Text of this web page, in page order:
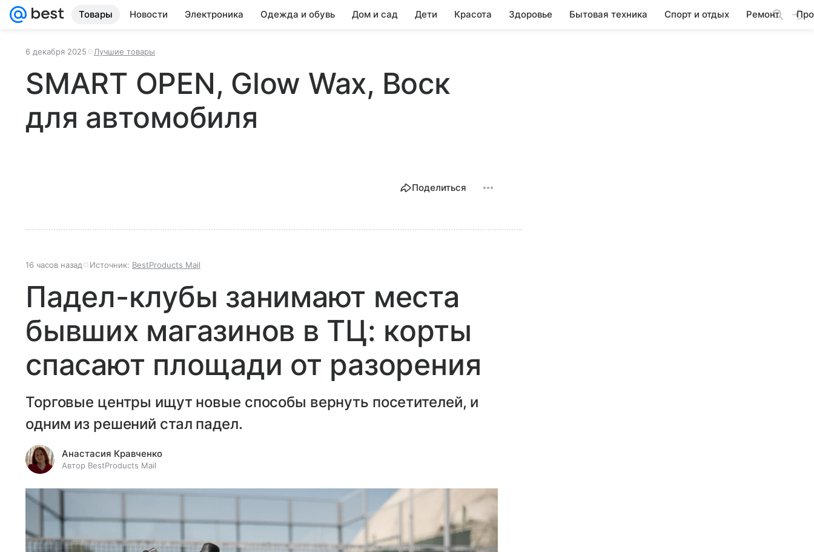
Товары Новости Электроника Одежда и обувь Дом и сад Дети Красота Здоровье Бытовая техника Спорт и отдых Ремонт
6 декабря 2025 Лучшие товары
SMART OPEN, Glow Wax, Воск
для автомобиля
Поделиться
16 часов назад Источник: BestProducts Mail
Падел-клубы занимают места
бывших магазинов в ТЦ: корты
спасают площади от разорения
Торговые центры ищут новые способы вернуть посетителей, и
одним из решений стал падел.
Анастасия Кравченко
Автор BestProducts Mail